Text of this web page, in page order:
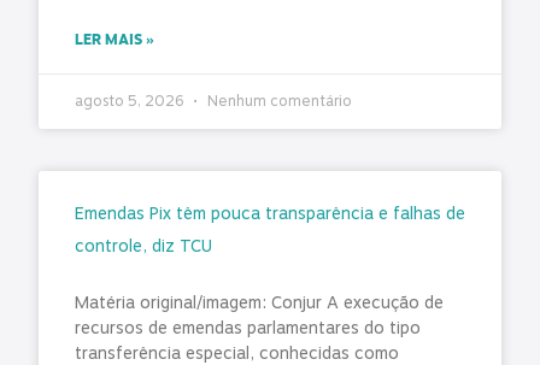
LER MAIS »
agosto 5, 2026 Nenhum comentário
Emendas Pix têm pouca transparência e falhas de
controle, diz TCU
Matéria original/imagem: Conjur A execução de
recursos de emendas parlamentares do tipo
transferência especial, conhecidas como